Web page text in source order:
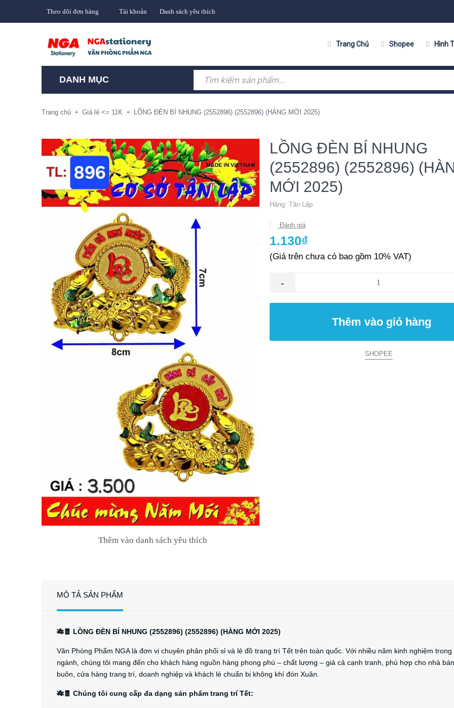
Theo dõi đơn hàng Tài khoản Danh sách yêu thích
Trang Chủ Shopee Hình
DANH MỤC
Trang chủ + Giá lẻ <= 11K + LỒNG ĐÈN BÍ NHUNG (2552896) (2552896) (HÀNG MỚI 2025)
Thêm vào danh sách yêu thích
LỒNG ĐÈN BÍ NHUNG
(2552896) (2552896)
MỚI 2025)
Hãng: Tân Lập
Đánh giá
1.130₫
(Giá trên chưa có bao gồm 10% VAT)
-
Thêm vào giỏ hàng
SHOPEE
MÔ TẢ SẢN PHẨM
🎋🧧 LỒNG ĐÈN BÍ NHUNG (2552896) (2552896) (HÀNG MỚI 2025)
Văn Phòng Phẩm NGA là đơn vị chuyên phân phối sỉ và lẻ đồ trang trí Tết trên toàn quốc. Với nhiều năm kinh nghiệm trong
ngành, chúng tôi mang đến cho khách hàng nguồn hàng phong phú – chất lượng – giá cả cạnh tranh, phù hợp cho nhà bán
buôn, cửa hàng trang trí, doanh nghiệp và khách lẻ chuẩn bị không khí đón Xuân.
🎋🧧 Chúng tôi cung cấp đa dạng sản phẩm trang trí Tết: